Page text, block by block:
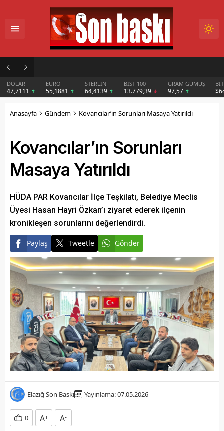
DOLAR
47,7111
EURO
55,1881
STERLİN
64,4139
BIST 100
13.779,39
GRAM GÜMÜŞ
97,57
Anasayfa Gündem Kovancılar’ın Sorunları Masaya Yatırıldı
Kovancılar’ın Sorunları
Masaya Yatırıldı
HÜDA PAR Kovancılar İlçe Teşkilatı, Belediye Meclis
Üyesi Hasan Hayri Özkan’ı ziyaret ederek ilçenin
kronikleşen sorunlarını değerlendirdi.
Paylaş Tweetle Gönder
Elazığ Son Baskı Yayınlama: 07.05.2026
0 A+ A-